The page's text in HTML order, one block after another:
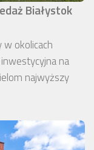
Białystok
w okolicach
na
najwyższy